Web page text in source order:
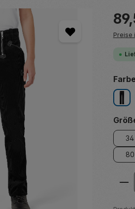
Preise
34
80